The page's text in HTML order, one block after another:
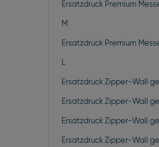
Ersatzdruck Premium
M
Ersatzdruck Premium
L
Ersatzdruck Zipper-Wall
Ersatzdruck Zipper-Wall
Ersatzdruck Zipper-Wall
Ersatzdruck Zipper-Wall